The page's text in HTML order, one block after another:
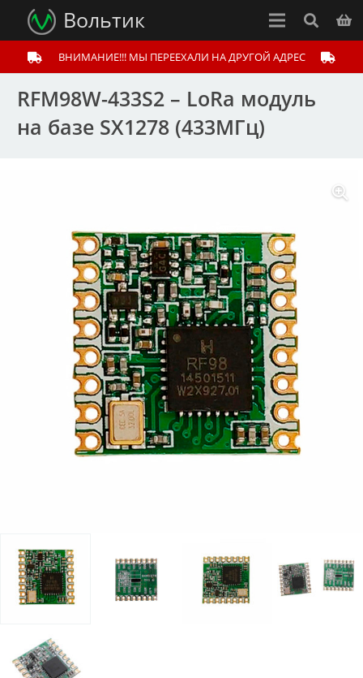
Вольтик
ВНИМАНИЕ!!! МЫ ПЕРЕЕХАЛИ НА ДРУГОЙ АДРЕС
RFM98W-433S2 – LoRa модуль
на базе SX1278 (433МГц)